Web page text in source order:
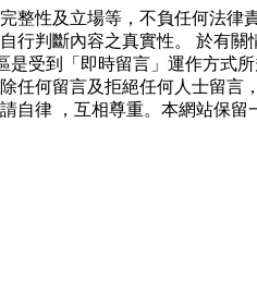
整性及立場等，不負任何法律
行判斷內容之真實性。 於有關
受到「即時留言」運作方式
任何留言及拒絕任何人士留言
自律 ，互相尊重。本網站保留